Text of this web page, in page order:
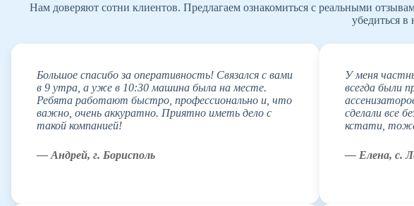
Нам доверяют сотни клиентов. Предлагаем ознакомиться с реальными
убедиться в
Большое спасибо за оперативность! Связался с вами
в 9 утра, а уже в 10:30 машина была на месте.
Ребята работают быстро, профессионально и, что
важно, очень аккуратно. Приятно иметь дело с
такой компанией!
— Андрей, г. Борисполь
У меня
всегда были
сделали все
кстати,
— Елена, с.